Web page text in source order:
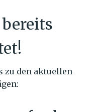
zu den aktuellen